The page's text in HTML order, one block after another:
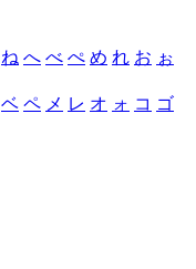
ね へ べ ぺ め れ お ぉ
ベ ペ メ レ オ ォ コ ゴ